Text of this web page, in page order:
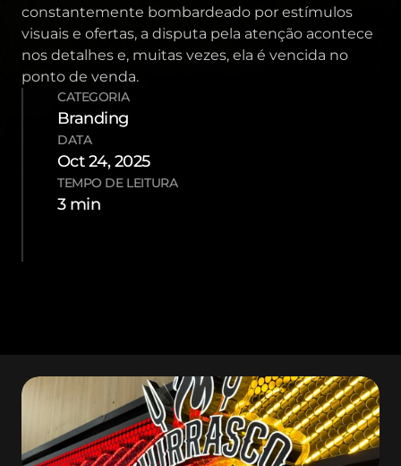
constantemente bombardeado por estímulos
visuais e ofertas, a disputa pela atenção acontece
nos detalhes e, muitas vezes, ela é vencida no
ponto de venda.
CATEGORIA
Branding
DATA
Oct 24, 2025
TEMPO DE LEITURA
3 min